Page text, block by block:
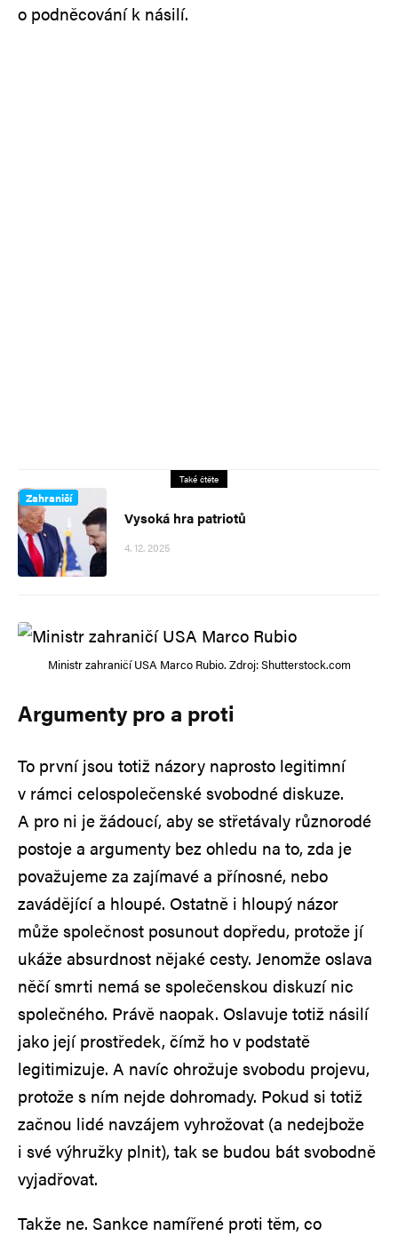
o podněcování k násilí.
Také čtěte
Zahraničí
Vysoká hra patriotů
4. 12. 2025
Ministr zahraničí USA Marco Rubio. Zdroj: Shutterstock.com
Argumenty pro a proti
To první jsou totiž názory naprosto legitimní
v rámci celospolečenské svobodné diskuze.
A pro ni je žádoucí, aby se střetávaly různorodé
postoje a argumenty bez ohledu na to, zda je
považujeme za zajímavé a přínosné, nebo
zavádějící a hloupé. Ostatně i hloupý názor
může společnost posunout dopředu, protože jí
ukáže absurdnost nějaké cesty. Jenomže oslava
něčí smrti nemá se společenskou diskuzí nic
společného. Právě naopak. Oslavuje totiž násilí
jako její prostředek, čímž ho v podstatě
legitimizuje. A navíc ohrožuje svobodu projevu,
protože s ním nejde dohromady. Pokud si totiž
začnou lidé navzájem vyhrožovat (a nedejbože
i své výhružky plnit), tak se budou bát svobodně
vyjadřovat.
Takže ne. Sankce namířené proti těm, co